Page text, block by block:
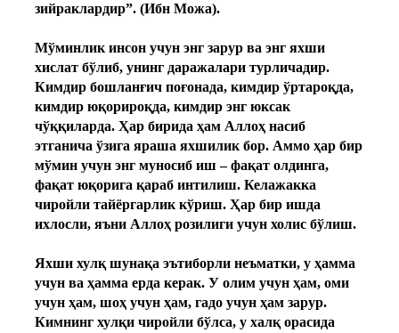
зийраклардир”. (Ибн Можа).
Мўминлик инсон учун энг зарур ва энг яхши
хислат бўлиб, унинг даражалари турличадир.
Кимдир бошланғич поғонада, кимдир ўртароқда,
кимдир юқорироқда, кимдир энг юксак
чўққиларда. Ҳар бирида ҳам Аллоҳ насиб
этганича ўзига яраша яхшилик бор. Аммо ҳар бир
мўмин учун энг муносиб иш – фақат олдинга,
фақат юқорига қараб интилиш. Келажакка
чиройли тайёргарлик кўриш. Ҳар бир ишда
ихлосли, яъни Аллоҳ розилиги учун холис бўлиш.
Яхши хулқ шунақа эътиборли неъматки, у ҳамма
учун ва ҳамма ерда керак. У олим учун ҳам, оми
учун ҳам, шоҳ учун ҳам, гадо учун ҳам зарур.
Кимнинг хулқи чиройли бўлса, у халқ орасида